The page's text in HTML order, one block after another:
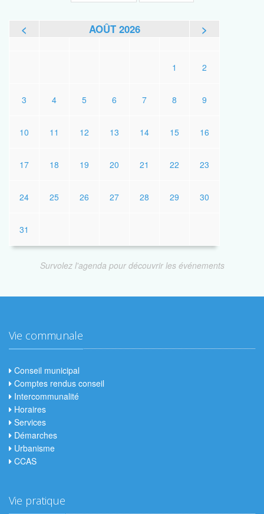
< AOÛT 2026 >
1
2
3 4 5 6 7 8 9
10 11 12 13 14 15 16
17 18 19 20 21 22 23
24 25 26 27 28 29 30
31
Survolez l'agenda pour découvrir les événements
Vie communale
Conseil municipal
Comptes rendus conseil
Intercommunalité
Horaires
Services
Démarches
Urbanisme
CCAS
Vie pratique